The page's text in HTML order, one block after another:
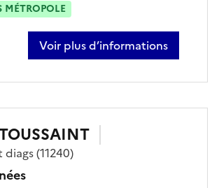
MÉTROPOLE
Voir plus d’informations
sur jonathan michelou
diags(11240)